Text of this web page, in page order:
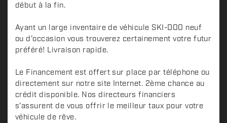
début à la fin.
Ayant un large inventaire de véhicule SKI-DOO neuf
ou d'occasion vous trouverez certainement votre futur
préféré! Livraison rapide.
Le Financement est offert sur place par téléphone ou
directement sur notre site Internet. 2ème chance au
crédit disponible. Nos directeurs financiers
s'assurent de vous offrir le meilleur taux pour votre
véhicule de rêve.